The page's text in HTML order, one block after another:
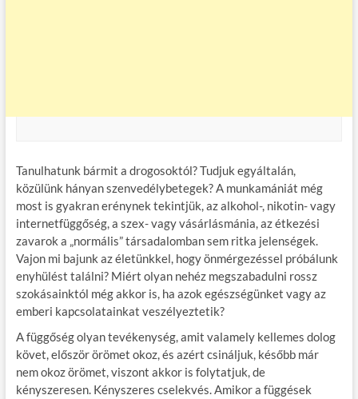
Tanulhatunk bármit a drogosoktól? Tudjuk egyáltalán,
közülünk hányan szenvedélybetegek? A munkamániát még
most is gyakran erénynek tekintjük, az alkohol-, nikotin- vagy
internetfüggőség, a szex- vagy vásárlásmánia, az étkezési
zavarok a „normális” társadalomban sem ritka jelenségek.
Vajon mi bajunk az életünkkel, hogy önmérgezéssel próbálunk
enyhülést találni? Miért olyan nehéz megszabadulni rossz
szokásainktól még akkor is, ha azok egészségünket vagy az
emberi kapcsolatainkat veszélyeztetik?
A függőség olyan tevékenység, amit valamely kellemes dolog
követ, először örömet okoz, és azért csináljuk, később már
nem okoz örömet, viszont akkor is folytatjuk, de
kényszeresen. Kényszeres cselekvés. Amikor a függések